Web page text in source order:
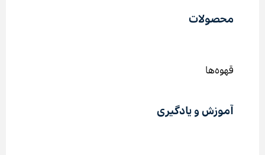
محصولات
قهوه‌ها
آموزش و یادگیری